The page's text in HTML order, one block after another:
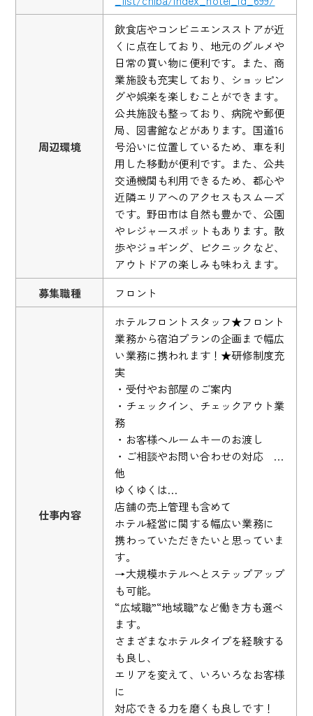
周辺環境
飲食店やコンビニエンスストアが近
くに点在しており、地元のグルメや
日常の買い物に便利です。また、商
業施設も充実しており、ショッピン
グや娯楽を楽しむことができます。
公共施設も整っており、病院や郵便
局、図書館などがあります。国道16
号沿いに位置しているため、車を利
用した移動が便利です。また、公共
交通機関も利用できるため、都心や
近隣エリアへのアクセスもスムーズ
です。野田市は自然も豊かで、公園
やレジャースポットもあります。散
歩やジョギング、ピクニックなど、
アウトドアの楽しみも味わえます。
募集職種
フロント
仕事内容
ホテルフロントスタッフ★フロント
業務から宿泊プランの企画まで幅広
い業務に携われます！★研修制度充
実
・受付やお部屋のご案内
・チェックイン、チェックアウト業
務
・お客様へルームキーのお渡し
・ご相談やお問い合わせの対応 …
他
ゆくゆくは…
店舗の売上管理も含めて
ホテル経営に関する幅広い業務に
携わっていただきたいと思っていま
す。
→大規模ホテルへとステップアップ
も可能。
“広域職”“地域職”など働き方も選べ
ます。
さまざまなホテルタイプを経験する
も良し、
エリアを変えて、いろいろなお客様
に
対応できる力を磨くも良しです！